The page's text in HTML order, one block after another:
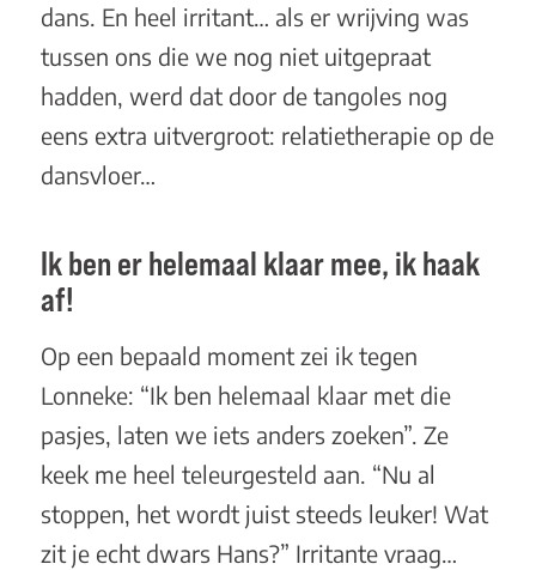
dans. En heel irritant… als er wrijving was
tussen ons die we nog niet uitgepraat
hadden, werd dat door de tangoles nog
eens extra uitvergroot: relatietherapie op de
dansvloer…
Ik ben er helemaal klaar mee, ik haak
af!
Op een bepaald moment zei ik tegen
Lonneke: “Ik ben helemaal klaar met die
pasjes, laten we iets anders zoeken”. Ze
keek me heel teleurgesteld aan. “Nu al
stoppen, het wordt juist steeds leuker! Wat
zit je echt dwars Hans?” Irritante vraag…